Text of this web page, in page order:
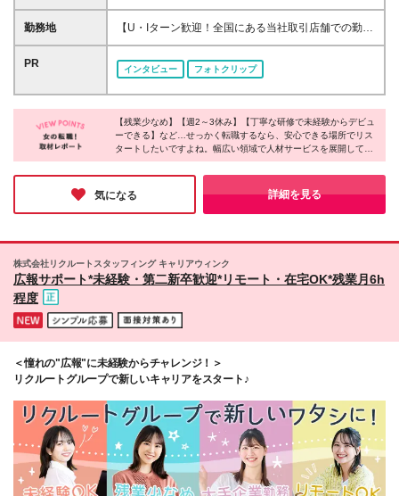
ンドや情報発信が好きな方 ☆人と話すのが好きな方
☆販売だけでなく幅広い仕事にチャレンジしたい方
を一緒に見つけていきましょう♪
支給／マネージャーの場合 ■月給28万円＋賞与年2回
＋残業代100%支給／リーダーの場合 ■月給24万円＋
円＋賞与年2回＋残業手当＋各種手当 ☆上記は最下限
り。試用期間中、雇用形態・給与・待遇に変更はあり
ません
勤務地
【U・Iターン歓迎！全国にある当社取引店舗での勤
務】 ★希望勤務地への配属となります ★基本的に担
当店舗（小売店・商業施設）への直行直帰となります
駅チカ／人気エリア／ショッピングモール・アウトレ
ット・百貨店／主要駅から徒歩10分圏内の勤務地も！
～勤務地は下記いずれかとなります～ 【北海道・東
北】 北海道、青森、岩手、宮城、秋田、山形、福島
【関東】 茨城、栃木、群馬、埼玉、千葉、東京、神
奈川 【中部】 富山、石川、福井、新潟、山梨、長
大阪、兵庫、奈良、和歌山 【中国】 鳥取、島根、岡
山、広島、山口、徳島、香川、愛媛、高知 【九州】
（新宿）、静岡、金沢、名古屋、大阪、広島、福岡 ※
初回配属地以外の当社関連勤務地での勤務はありませ
PR
インタビュー フォトクリップ
【残業少なめ】【週2～3休み】【丁寧な研修で未経験からデビュ
ーできる】など…せっかく転職するなら、安心できる場所でリス
タートしたいですよね。幅広い領域で人材サービスを展開してい
る同社では、充実した休日休暇や残業時間の削減によって働きや
すい環境を作っているのだとか！東証プライム上場企業グループ
としての安定性も同社の魅力。新たな一歩を踏み出す場所にぴっ
たりではないでしょうか。
気になる 詳細を見る
株式会社リクルートスタッフィング キャリアウィンク
広報サポート*未経験・第二新卒歓迎*リモート・在宅OK*残業月6h
程度
＜憧れの"広報"に未経験からチャレンジ！＞
リクルートグループで新しいキャリアをスタート♪